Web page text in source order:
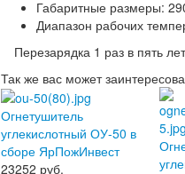
Габаритные размеры:
Диапазон рабочих
Перезарядка 1 раз в пять
Так же вас может
Огнетушитель
углекислотный ОУ-50 в
сборе ЯрПожИнвест
23252 руб.